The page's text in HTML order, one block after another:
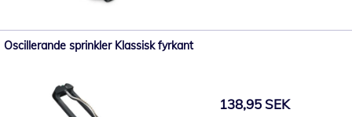
Oscillerande sprinkler Klassisk fyrkant
138,95 SEK